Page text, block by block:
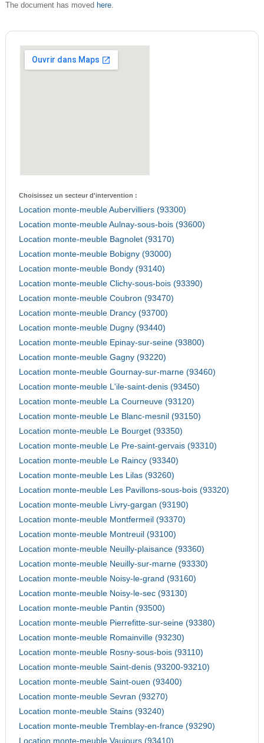
The document has moved here.
Choisissez un secteur d'intervention :
Location monte-meuble Aubervilliers (93300)
Location monte-meuble Aulnay-sous-bois (93600)
Location monte-meuble Bagnolet (93170)
Location monte-meuble Bobigny (93000)
Location monte-meuble Bondy (93140)
Location monte-meuble Clichy-sous-bois (93390)
Location monte-meuble Coubron (93470)
Location monte-meuble Drancy (93700)
Location monte-meuble Dugny (93440)
Location monte-meuble Epinay-sur-seine (93800)
Location monte-meuble Gagny (93220)
Location monte-meuble Gournay-sur-marne (93460)
Location monte-meuble L'ile-saint-denis (93450)
Location monte-meuble La Courneuve (93120)
Location monte-meuble Le Blanc-mesnil (93150)
Location monte-meuble Le Bourget (93350)
Location monte-meuble Le Pre-saint-gervais (93310)
Location monte-meuble Le Raincy (93340)
Location monte-meuble Les Lilas (93260)
Location monte-meuble Les Pavillons-sous-bois (93320)
Location monte-meuble Livry-gargan (93190)
Location monte-meuble Montfermeil (93370)
Location monte-meuble Montreuil (93100)
Location monte-meuble Neuilly-plaisance (93360)
Location monte-meuble Neuilly-sur-marne (93330)
Location monte-meuble Noisy-le-grand (93160)
Location monte-meuble Noisy-le-sec (93130)
Location monte-meuble Pantin (93500)
Location monte-meuble Pierrefitte-sur-seine (93380)
Location monte-meuble Romainville (93230)
Location monte-meuble Rosny-sous-bois (93110)
Location monte-meuble Saint-denis (93200-93210)
Location monte-meuble Saint-ouen (93400)
Location monte-meuble Sevran (93270)
Location monte-meuble Stains (93240)
Location monte-meuble Tremblay-en-france (93290)
Location monte-meuble Vaujours (93410)